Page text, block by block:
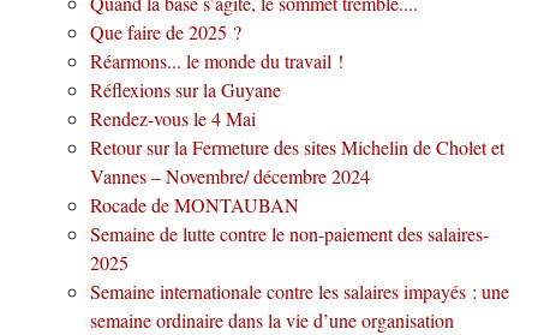
Que faire de 2025 ?
Réarmons... le monde du travail !
Réflexions sur la Guyane
Rendez-vous le 4 Mai
Retour sur la Fermeture des sites Michelin de Cholet et
Vannes – Novembre/ décembre 2024
Rocade de MONTAUBAN
Semaine de lutte contre le non-paiement des salaires-
2025
Semaine internationale contre les salaires impayés : une
semaine ordinaire dans la vie d’une organisation